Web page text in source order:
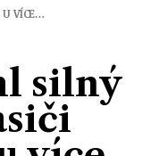
U VÍCE…
silný